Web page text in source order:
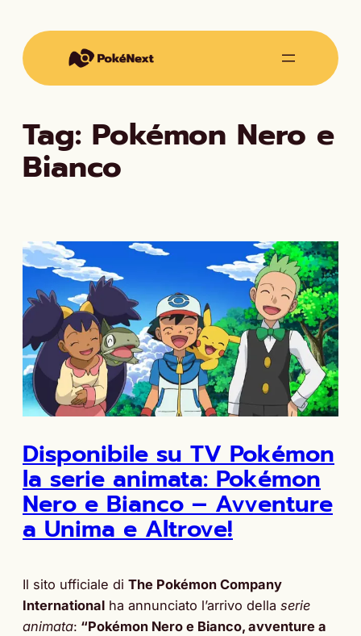
contenuto
Tag: Pokémon Nero e
Bianco
Disponibile su TV Pokémon
la serie animata: Pokémon
Nero e Bianco – Avventure
a Unima e Altrove!
Il sito ufficiale di The Pokémon Company
International ha annunciato l’arrivo della serie
animata: “Pokémon Nero e Bianco, avventure a